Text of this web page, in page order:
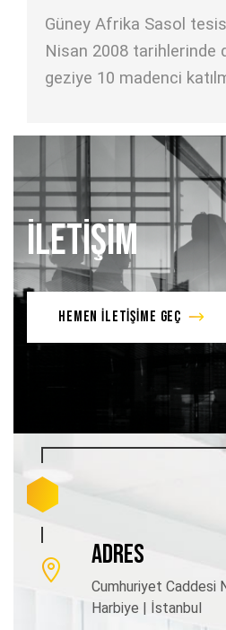
Güney Afrika Sasol
Nisan 2008 tarihlerinde
geziye 10 madenci
İLETİŞİM
HEMEN İLETİŞİME GEÇ
ADRES
Cumhuriyet Caddesi
Harbiye | İstanbul